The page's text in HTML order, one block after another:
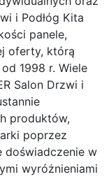
i Podłóg Kita
panele,
oferty, którą
1998 r. Wiele
Salon Drzwi i
produktów,
poprzez
doświadczenie w
wyróżnieniami